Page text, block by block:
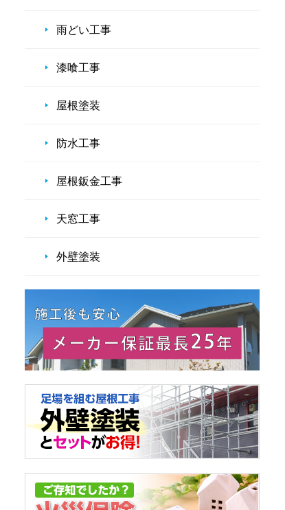
雨どい工事
漆喰工事
屋根塗装
防水工事
屋根鈑金工事
天窓工事
外壁塗装